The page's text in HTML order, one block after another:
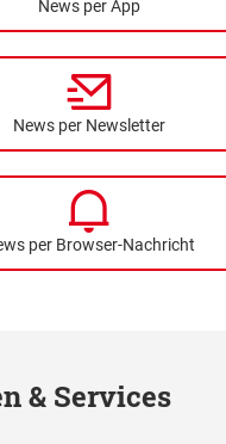
News per App
News per Newsletter
per Browser-Nachricht
& Services